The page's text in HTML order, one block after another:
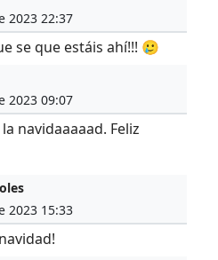
2023 22:37
se que estáis ahí!!! 🥲
2023 09:07
navidaaaaad. Feliz
2023 15:33